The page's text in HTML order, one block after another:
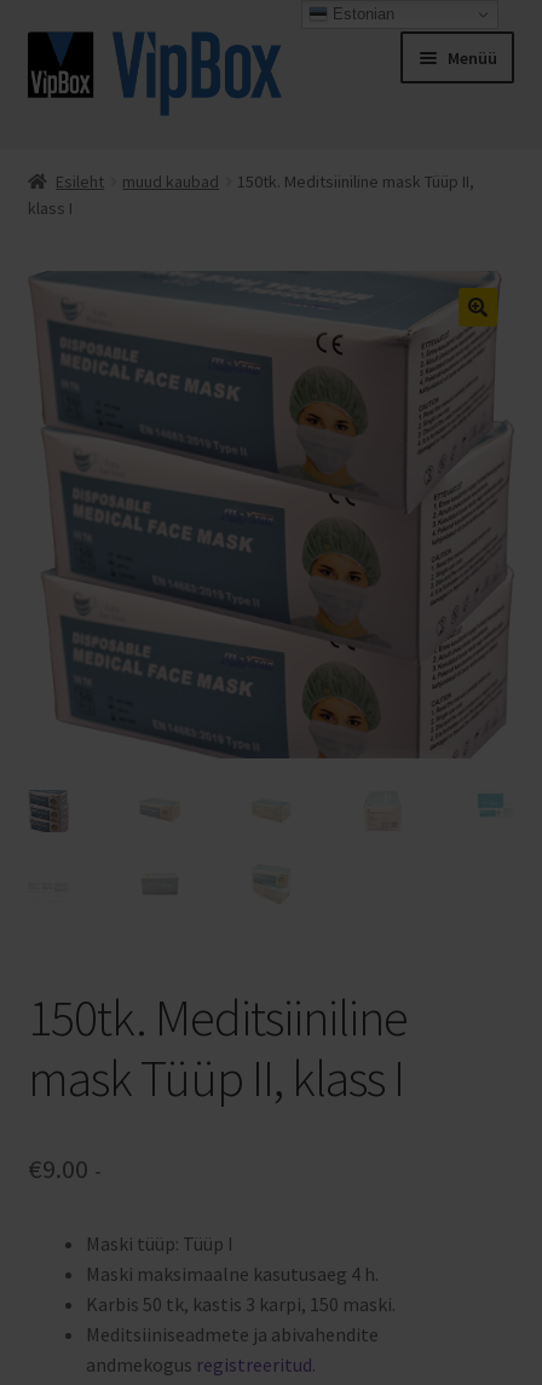
Liigu
navigeerimisele
Liigu
sisu
juurde
Menüü
Espresso Italiano
Kassa
Kontakt
Müügitingimused
Privaatsuspoliitika
Veinid kastiga
Veinimajad
Esileht muud kaubad
150tk. Meditsiiniline mask Tüüp II,
klass I
150tk. Meditsiiniline
mask Tüüp II, klass I
€9.00 -
Maski tüüp: Tüüp I
Maski maksimaalne kasutusaeg 4 h.
Karbis 50 tk, kastis 3 karpi, 150 maski.
Meditsiiniseadmete ja abivahendite
andmekogus registreeritud.
Estonian